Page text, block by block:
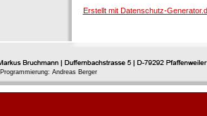
Erstellt mit Datenschutz-
Andreas Berger